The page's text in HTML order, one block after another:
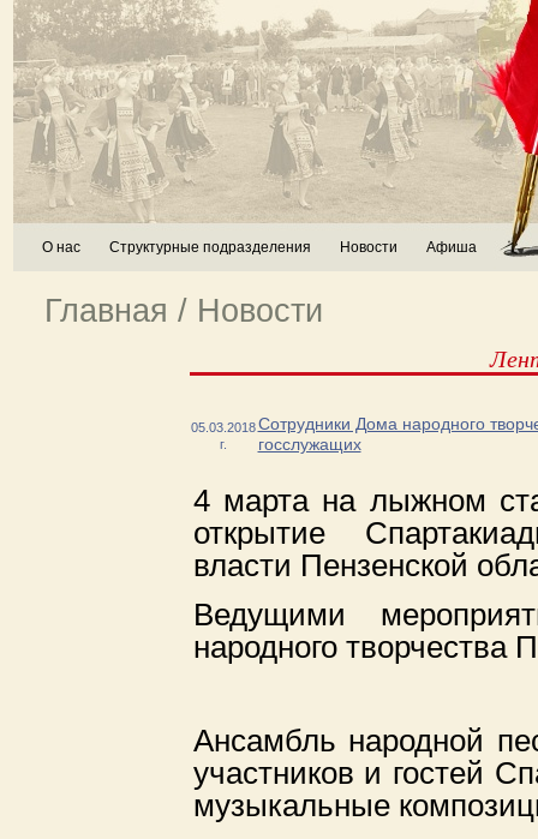
О нас Структурные подразделения Новости Афиша
Главная / Новости
05.03.2018
г.
Сотрудники Дома народного
госслужащих
4 марта на лыжном
открытие
власти Пензенской
Ведущими
народного
Ансамбль народной
участников и гостей
музыкальные